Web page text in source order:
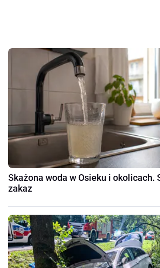
Skażona woda w Osieku i okolicach.
zakaz